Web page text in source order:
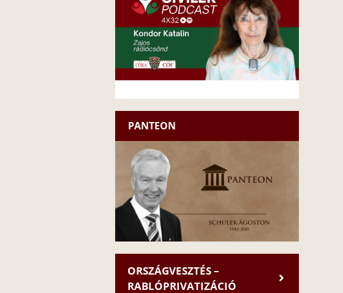
PANTEON
ORSZÁGVESZTÉS –
RABLÓPRIVATIZÁCIÓ